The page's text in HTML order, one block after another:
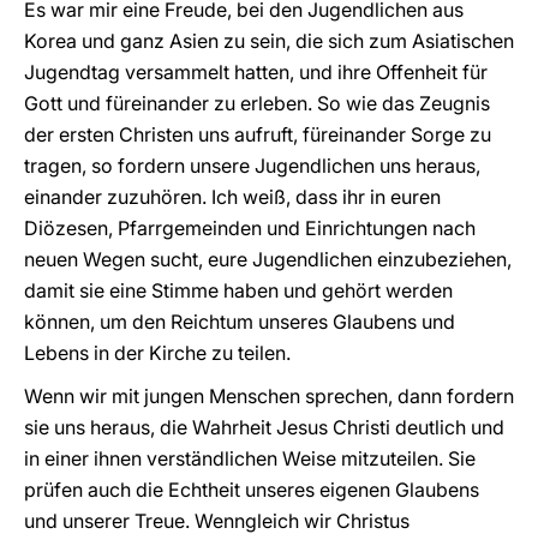
Es war mir eine Freude, bei den Jugendlichen aus
Korea und ganz Asien zu sein, die sich zum Asiatischen
Jugendtag versammelt hatten, und ihre Offenheit für
Gott und füreinander zu erleben. So wie das Zeugnis
der ersten Christen uns aufruft, füreinander Sorge zu
tragen, so fordern unsere Jugendlichen uns heraus,
einander zuzuhören. Ich weiß, dass ihr in euren
Diözesen, Pfarrgemeinden und Einrichtungen nach
neuen Wegen sucht, eure Jugendlichen einzubeziehen,
damit sie eine Stimme haben und gehört werden
können, um den Reichtum unseres Glaubens und
Lebens in der Kirche zu teilen.
Wenn wir mit jungen Menschen sprechen, dann fordern
sie uns heraus, die Wahrheit Jesus Christi deutlich und
in einer ihnen verständlichen Weise mitzuteilen. Sie
prüfen auch die Echtheit unseres eigenen Glaubens
und unserer Treue. Wenngleich wir Christus